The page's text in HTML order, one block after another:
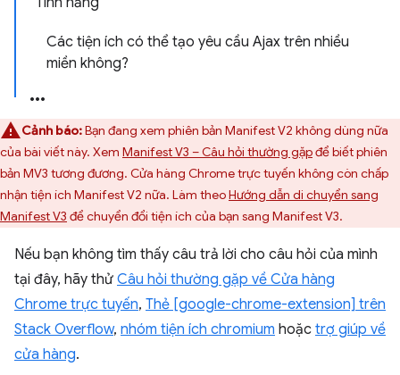
Các tiện ích có thể tạo yêu cầu Ajax trên nhiều
miền không?
Cảnh báo:Bạn đang xem phiên bản Manifest V2 không dùng nữa
của bài viết này. Xem Manifest V3 – Câu hỏi thường gặpđể biết phiên
bản MV3 tương đương. Cửa hàng Chrome trực tuyến không còn chấp
nhận tiện ích Manifest V2 nữa. Làm theoHướng dẫn di chuyển sang
Manifest V3 để chuyển đổi tiện ích của bạn sang Manifest V3.
Nếu bạn không tìm thấy câu trả lời cho câu hỏi của mình
tại đây, hãy thử Câu hỏi thường gặp về Cửa hàng
Chrome trực tuyến, Thẻ [google-chrome-extension] trên
Stack Overflow, nhóm tiện ích chromium hoặc trợ giúp về
cửa hàng.